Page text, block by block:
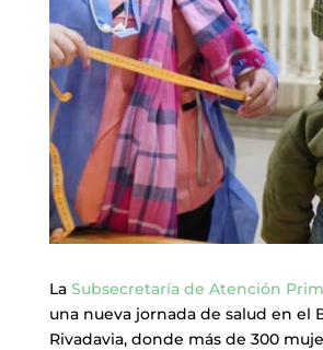
La Subsecretaría de Atención
una nueva jornada de salud en el
Rivadavia, donde más de 300